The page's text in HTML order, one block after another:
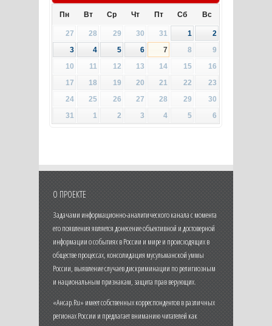
Пн Вт Ср Чт Пт Сб Вс
27 28 29 30 31 1
2
3
4 5 6 7 8
9
10
11 12 13 14 15
16
17
18 19 20 21 22
23
24
25 26 27 28 29
30
31
1 2 3 4 5 6
О ПРОЕКТЕ
Задачами информационно-аналитического канала с момента
его появления является донесение объективной и достоверной
информации о событиях в России и мире и происходящих в
обществе процессах, консолидация мусульманской уммы
России, выявление случаев дискриминации по религиозным
и национальным признакам, защита прав верующих.
«Ансар.Ru» имеет собственных корреспондентов в различных
регионах России и предлагает вниманию читателей как